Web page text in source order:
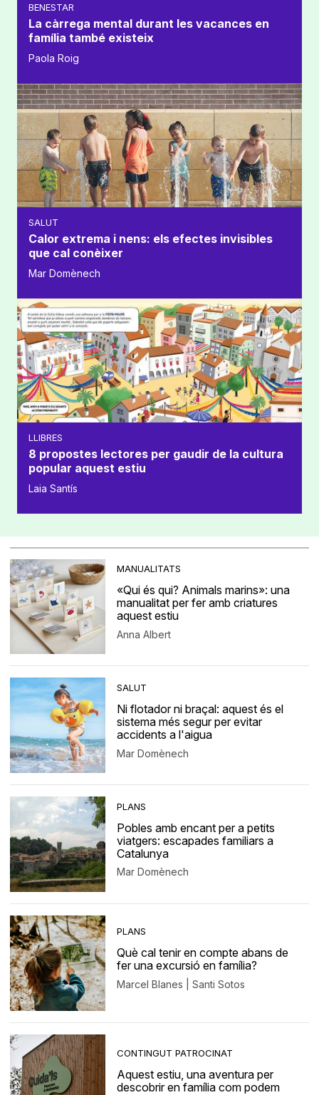
BENESTAR
La càrrega mental durant les vacances en
família també existeix
Paola Roig
SALUT
Calor extrema i nens: els efectes invisibles
que cal conèixer
Mar Domènech
LLIBRES
8 propostes lectores per gaudir de la cultura
popular aquest estiu
Laia Santís
MANUALITATS
«Qui és qui? Animals marins»: una
manualitat per fer amb criatures
aquest estiu
Anna Albert
SALUT
Ni flotador ni braçal: aquest és el
sistema més segur per evitar
accidents a l'aigua
Mar Domènech
PLANS
Pobles amb encant per a petits
viatgers: escapades familiars a
Catalunya
Mar Domènech
PLANS
Què cal tenir en compte abans de
fer una excursió en família?
Marcel Blanes | Santi Sotos
CONTINGUT PATROCINAT
Aquest estiu, una aventura per
descobrir en família com podem